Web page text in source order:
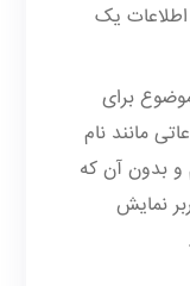
اطلاعات یک
برای
مانند نام
و بدون آن که
نمایش